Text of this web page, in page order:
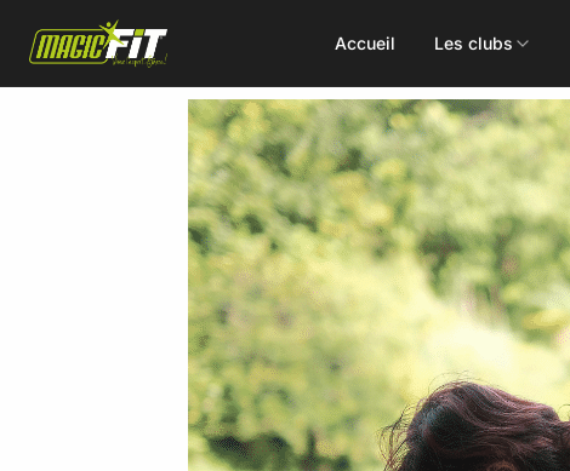
Accueil Les clubs
DÉCOUVREZ NOS 75 ACTIVITÉS
Renforcement
Doux / Yoga
Small Group
Coaching
Perso
Functional